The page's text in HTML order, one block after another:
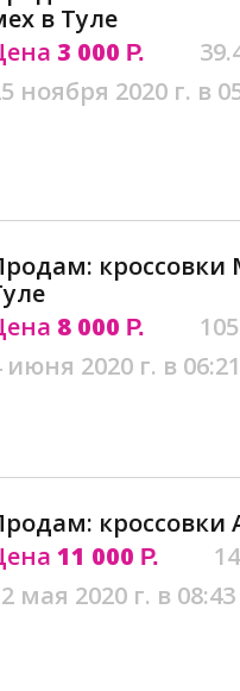
в Туле
3 000 Р.
ноября 2020 г. в
кроссовки
8 000 Р.
июня 2020 г. в 06:21
кроссовки
11 000 Р.
мая 2020 г. в 08:43